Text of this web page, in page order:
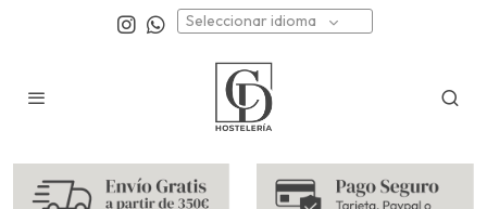
Seleccionar idioma